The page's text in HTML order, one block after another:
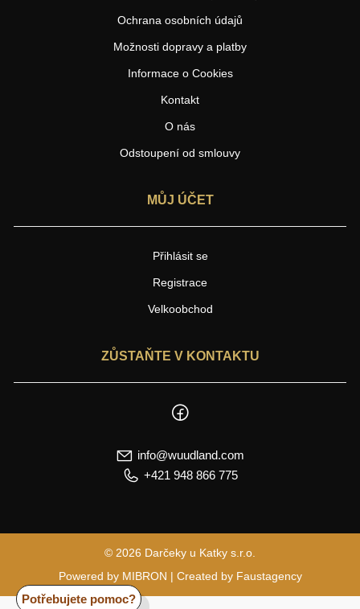
Ochrana osobních údajů
Možnosti dopravy a platby
Informace o Cookies
Kontakt
O nás
Odstoupení od smlouvy
MŮJ ÚČET
Přihlásit se
Registrace
Velkoobchod
ZŮSTAŇTE V KONTAKTU
info@wuudland.com
+421 948 866 775
© 2026 Darčeky u Katky s.r.o.
Powered by MIBRON | Created by Faustagency
Potřebujete pomoc?